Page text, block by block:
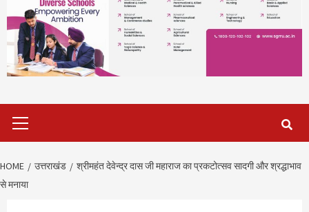
Menu
HOME उत्तराखंड
श्रीमहंत देवेन्द्र दास जी महाराज का प्रकटोत्सव सादगी और श्रद्धाभाव
से मनाया